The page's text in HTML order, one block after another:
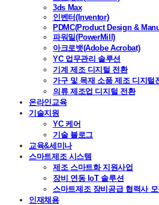
3ds Max
인벤터(Inventor)
PDMC(Product Design &
파워밀(PowerMill)
아크로뱃(Adobe Acrobat)
YC 업무관리 솔루션
기계 제조 디지털 전환
가구 및 목재 소품 제조 디지털
의류 제조업 디지털 전환
온라인교육
기술지원
YC 케어
기술 블로그
교육&세미나
스마트제조 시스템
제조 스마트화 지원사업
장비 연동 IoT 솔루션
스마트제조 장비공급 협력사 모
인재채용